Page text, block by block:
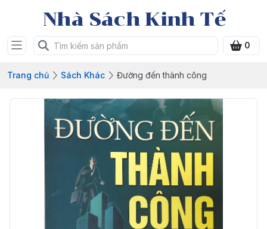
Nhà Sách Kinh Tế
0
Trang chủ Sách Khác Đường đến thành công